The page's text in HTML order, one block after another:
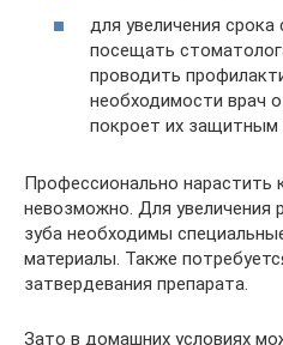
для увеличения
посещать
проводить
необходимости врач
покроет их защитным
Профессионально нарастить
невозможно. Для увеличения
зуба необходимы
материалы. Также
затвердевания препарата.
Зато в домашних условиях